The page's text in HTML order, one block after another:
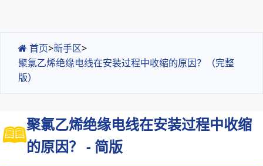
首页>新手区>
聚氯乙烯绝缘电线在安装过程中收缩的原因？（完整
版）
聚氯乙烯绝缘电线在安装过程中收缩
的原因？ - 简版